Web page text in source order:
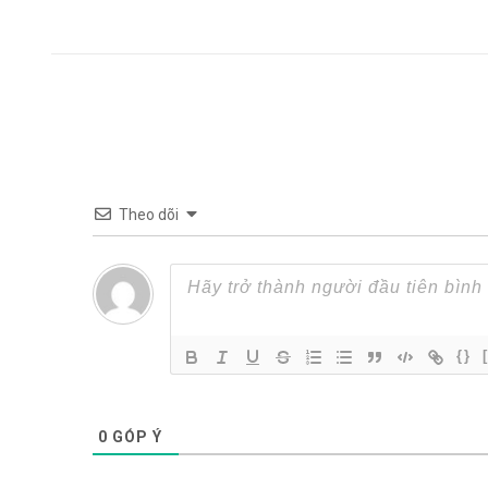
Theo dõi
{}
0 GÓP Ý